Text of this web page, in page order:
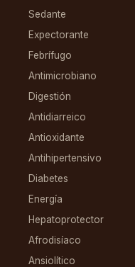
Sedante
Expectorante
Febrífugo
Antimicrobiano
Digestión
Antidiarreico
Antioxidante
Antihipertensivo
Diabetes
Energía
Hepatoprotector
Afrodisíaco
Ansiolítico